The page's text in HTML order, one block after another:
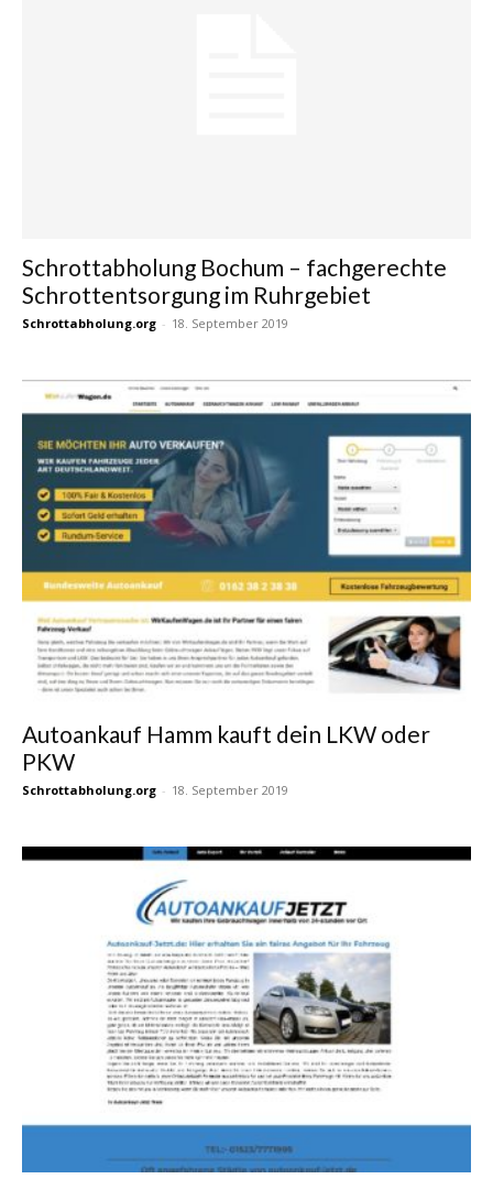
Schrottabholung Bochum – fachgerechte
Schrottentsorgung im Ruhrgebiet
Schrottabholung.org - 18. September 2019
Autoankauf Hamm kauft dein LKW oder
PKW
Schrottabholung.org - 18. September 2019